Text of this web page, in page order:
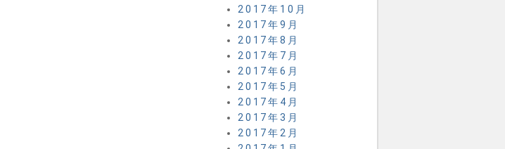
2017年10月
2017年9月
2017年8月
2017年7月
2017年6月
2017年5月
2017年4月
2017年3月
2017年2月